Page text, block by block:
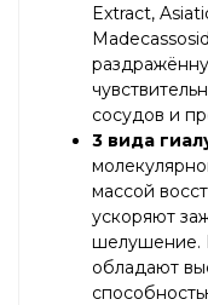
Extract,
сосудов и
3 вида
массой
ускоряют
шелушение.
обладают